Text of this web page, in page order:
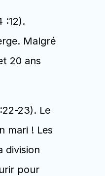
:12).
Malgré
20 ans
23). Le
mari ! Les
division
pour